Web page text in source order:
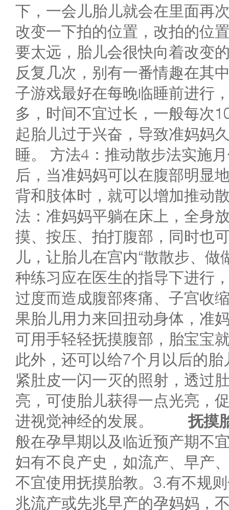
下，一会儿胎儿就会在里面再
改变一下拍的位置，改拍的位
要太远，胎儿会很快向着改变
反复几次，别有一番情趣在其
子游戏最好在每晚临睡前进行
多，时间不宜过长，一般每次
起胎儿过于兴奋，导致准妈妈
睡。 方法4：推动散步法实施
后，当准妈妈可以在腹部明显
背和肢体时，就可以增加推动
法：准妈妈平躺在床上，全身
摸、按压、拍打腹部，同时也
儿，让胎儿在宫内“散散步、做
种练习应在医生的指导下进行
过度而造成腹部疼痛、子宫收
果胎儿用力来回扭动身体，准
可用手轻轻抚摸腹部，胎宝宝
此外，还可以给7个月以后的
紧肚皮一闪一灭的照射，透过
亮，可使胎儿获得一点光亮，
进视觉神经的发展。
抚摸胎
般在孕早期以及临近预产期不
妇有不良产史，如流产、早产
不宜使用抚摸胎教。3.有不规
兆流产或先兆早产的孕妈妈，